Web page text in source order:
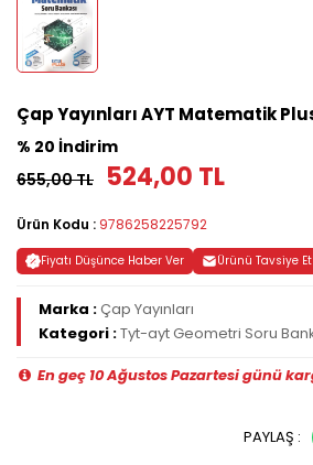
Çap Yayınları AYT Matematik
% 20 İndirim
655,00 TL
524,00 TL
Ürün Kodu : 9786258225792
Fiyatı Düşünce Haber Ver Ürünü Tavsiye Et
Marka :Çap Yayınları
Kategori :Tyt-ayt Geometri Soru
En geç 10 Ağustos Pazartesi günü
PAYLAŞ :